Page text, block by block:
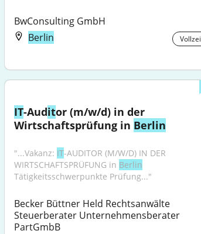
BwConsulting GmbH
Berlin
IT-Auditor (m/w/d) in der
Wirtschaftsprüfung in Berlin
"...Vakanz: IT-AUDITOR (M/W/D) IN DER
WIRTSCHAFTSPRÜFUNG in Berlin
Tätigkeitsschwerpunkte Prüfung..."
Becker Büttner Held Rechtsanwälte
Steuerberater Unternehmensberater
PartGmbB